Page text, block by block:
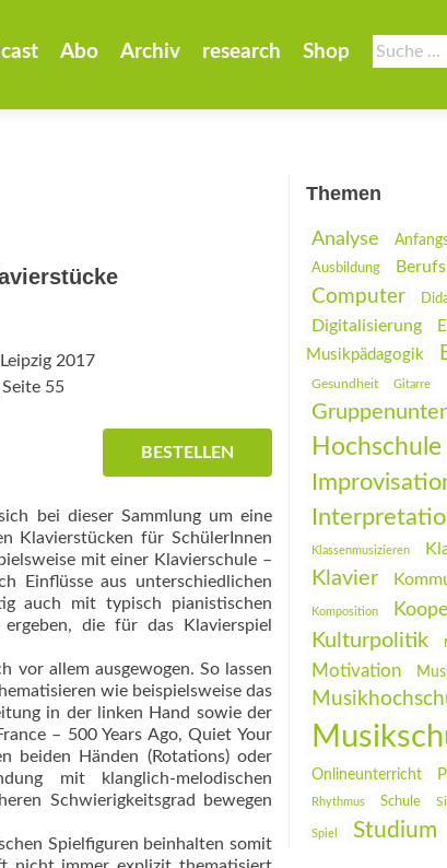
Suche
nach:
Abo Archiv research Shop
2017
55
BESTELLEN
bei dieser Sammlung um eine
Klavierstücken für SchülerInnen
mit einer Klavierschule –
Einflüsse aus unterschiedlichen
auch mit typisch pianistischen
ergeben, die für das Klavierspiel
vor allem ausgewogen. So lassen
wie beispielsweise das
in der linken Hand sowie der
– 500 Years Ago, Quiet Your
beiden Händen (Rotations) oder
mit klanglich-melodischen
Schwierigkeitsgrad bewegen
Spiel­figuren beinhalten somit
Themen
Analyse
Ausbildung
Computer
Digitalisierung
Musikpädagogik
Gesundheit Gitarre
Hochschule
Klassenmusizieren
Klavier
Komposition
Kulturpolitik
Motivation
Onlineunterricht
Rhythmus Schule
Spiel Studium